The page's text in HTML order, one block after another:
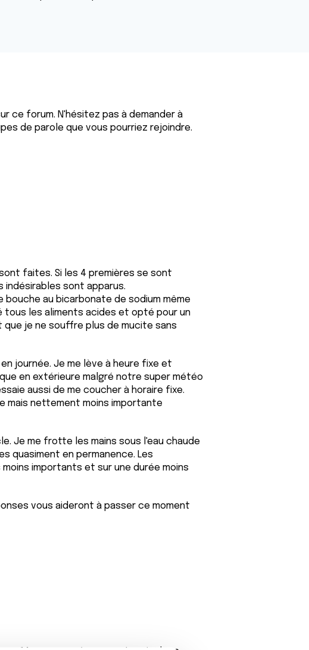
ce forum. N'hésitez pas à demander à
de parole que vous pourriez rejoindre.
faites. Si les 4 premières se sont
sont apparus.
au bicarbonate de sodium même
tous les aliments acides et opté pour un
je ne souffre plus de mucite sans
journée. Je me lève à heure fixe et
en extérieure malgré notre super météo
aussi de me coucher à horaire fixe.
mais nettement moins importante
Je me frotte les mains sous l'eau chaude
quasiment en permanence. Les
importants et sur une durée moins
vous aideront à passer ce moment